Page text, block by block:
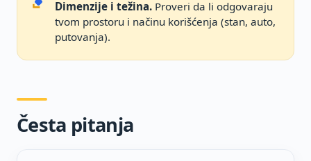
Dimenzije i težina. Proveri da li odgovaraju
tvom prostoru i načinu korišćenja (stan, auto,
putovanja).
Česta pitanja